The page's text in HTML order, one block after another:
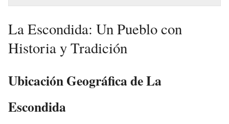
La Escondida: Un Pueblo con
Historia y Tradición
Ubicación Geográfica de La
Escondida